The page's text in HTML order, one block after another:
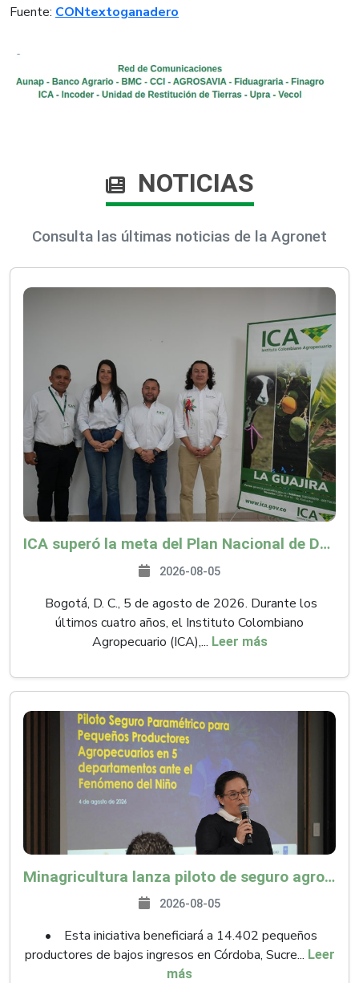
Fuente: CONtextoganadero
NOTICIAS
Consulta las últimas noticias de la Agronet
ICA superó la meta del Plan Nacional de Desarrollo y abrió 61 mercados internacionales
2026-08-05
Bogotá, D. C., 5 de agosto de 2026. Durante los
últimos cuatro años, el Instituto Colombiano
Agropecuario (ICA),... Leer más
Minagricultura lanza piloto de seguro agropecuario por $9.625 millones para proteger a más de 14.000 pequeños productores contra riesgos del Fenómeno de El Niño
2026-08-05
• Esta iniciativa beneficiará a 14.402 pequeños
productores de bajos ingresos en Córdoba, Sucre... Leer
más